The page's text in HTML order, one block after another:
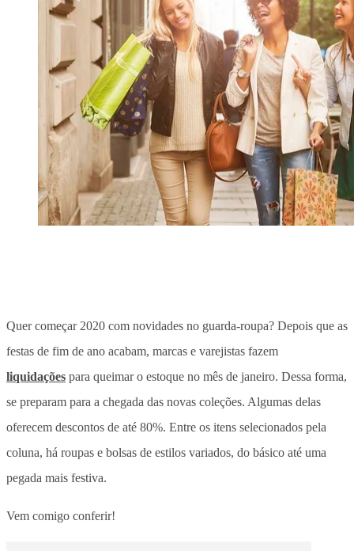
Quer começar 2020 com novidades no guarda-roupa? Depois que as
festas de fim de ano acabam, marcas e varejistas fazem
liquidações para queimar o estoque no mês de janeiro. Dessa forma,
se preparam para a chegada das novas coleções. Algumas delas
oferecem descontos de até 80%. Entre os itens selecionados pela
coluna, há roupas e bolsas de estilos variados, do básico até uma
pegada mais festiva.
Vem comigo conferir!